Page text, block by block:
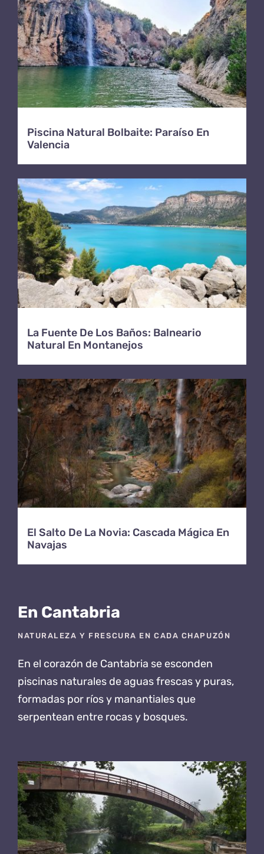
Piscina Natural Bolbaite: Paraíso En
Valencia
La Fuente De Los Baños: Balneario
Natural En Montanejos
El Salto De La Novia: Cascada Mágica En
Navajas
En Cantabria
NATURALEZA Y FRESCURA EN CADA CHAPUZÓN
En el corazón de Cantabria se esconden
piscinas naturalesde aguas frescas y puras,
formadas por ríos y manantiales que
serpentean entre rocas y bosques.